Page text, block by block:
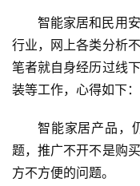
智能家居和民用
行业，网上各类分析
笔者就自身经历过线
装等工作，心得如下：
智能家居产品 ，
题，推广不开不是购
方不方便的问题。